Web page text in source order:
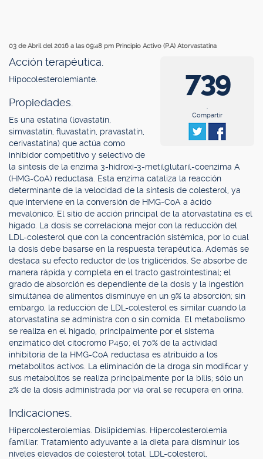
03 de Abril del 2016 a las 09:48 pm Principio Activo (P.A) Atorvastatina
739
.
Compartir
Acción terapéutica.
Hipocolesterolemiante.
Propiedades.
Es una estatina (lovastatín,
simvastatín, fluvastatín, pravastatín,
cerivastatina) que actúa como
inhibidor competitivo y selectivo de
la síntesis de la enzima 3-hidroxi-3-metilglutaril-coenzima A
(HMG-CoA) reductasa. Esta enzima cataliza la reacción
determinante de la velocidad de la síntesis de colesterol, ya
que interviene en la conversión de HMG-CoA a ácido
mevalónico. El sitio de acción principal de la atorvastatina es el
hígado. La dosis se correlaciona mejor con la reducción del
LDL-colesterol que con la concentración sistémica, por lo cual
la dosis debe basarse en la respuesta terapéutica. Además se
destaca su efecto reductor de los triglicéridos. Se absorbe de
manera rápida y completa en el tracto gastrointestinal; el
grado de absorción es dependiente de la dosis y la ingestión
simultánea de alimentos disminuye en un 9% la absorción; sin
embargo, la reducción de LDL-colesterol es similar cuando la
atorvastatina se administra con o sin comida. El metabolismo
se realiza en el hígado, principalmente por el sistema
enzimático del citocromo P450; el 70% de la actividad
inhibitoria de la HMG-CoA reductasa es atribuido a los
metabolitos activos. La eliminación de la droga sin modificar y
sus metabolitos se realiza principalmente por la bilis; sólo un
2% de la dosis administrada por vía oral se recupera en orina.
Indicaciones.
Hipercolesterolemias. Dislipidemias. Hipercolesterolemia
familiar. Tratamiento adyuvante a la dieta para disminuir los
niveles elevados de colesterol total, LDL-colesterol,